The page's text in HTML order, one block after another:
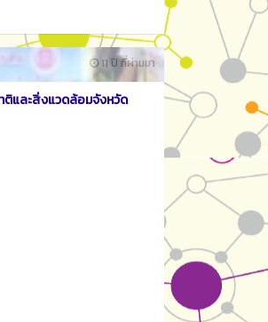
11 ปี ที่ผ่านมา
ติและสิ่งแวดล้อมจังหวัด